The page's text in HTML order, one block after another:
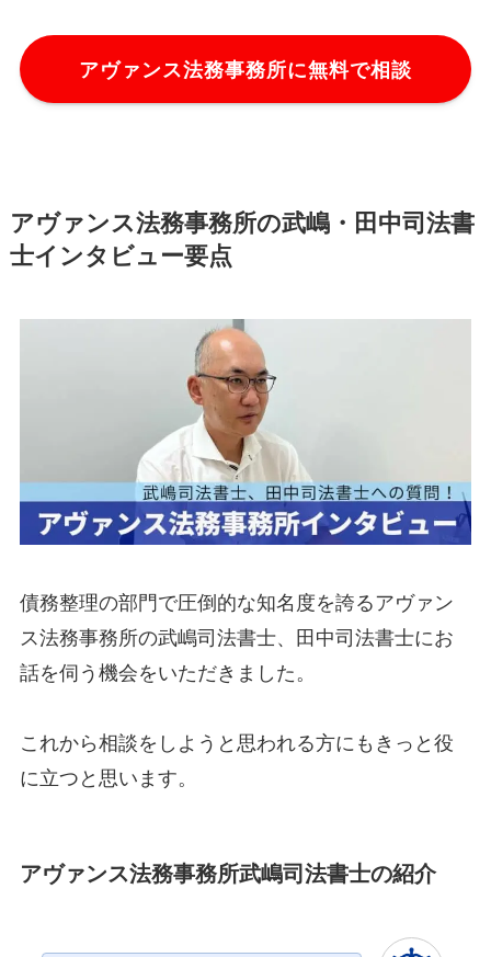
アヴァンス法務事務所に無料で相談
アヴァンス法務事務所の武嶋・田中司法書
士インタビュー要点
債務整理の部門で圧倒的な知名度を誇るアヴァン
ス法務事務所の武嶋司法書士、田中司法書士にお
話を伺う機会をいただきました。
これから相談をしようと思われる方にもきっと役
に立つと思います。
アヴァンス法務事務所武嶋司法書士の紹介